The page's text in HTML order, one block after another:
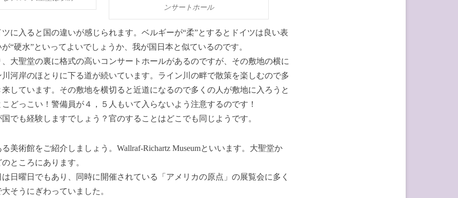
ンサートホール
に入ると国の違いが感じられます。ベルギーが“柔”とするとドイツは良い表
“硬水”といってよいでしょうか、我が国日本と似ているのです。
大聖堂の裏に格式の高いコンサートホールがあるのですが、その敷地の横に
河岸のほとりに下る道が続いています。ライン川の畔で散策を楽しむので多
来しています。その敷地を横切ると近道になるので多くの人が敷地に入ろうと
どっこい！警備員が４，５人もいて入らないよう注意するのです！
でも経験しますでしょう？官のすることはどこでも同じようです。
美術館をご紹介しましょう。Wallraf-Richartz Museumといいます。大聖堂か
ところにあります。
日曜日でもあり、同時に開催されている「アメリカの原点」の展覧会に多く
そうにぎわっていました。